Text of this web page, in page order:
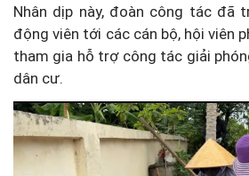
Nhân dịp này, đoàn công tác đã
động viên tới các cán bộ, hội viên
tham gia hỗ trợ công tác giải
dân cư.